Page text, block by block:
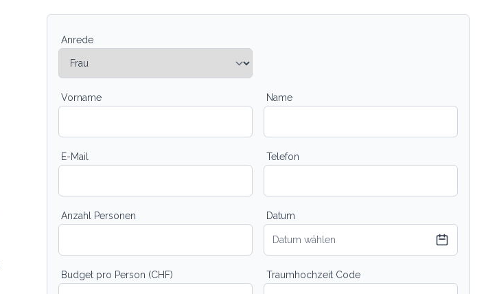
Anrede
Vorname Name
E-Mail Telefon
Anzahl Personen Datum
Datum wählen
Budget pro Person (CHF) Traumhochzeit Code